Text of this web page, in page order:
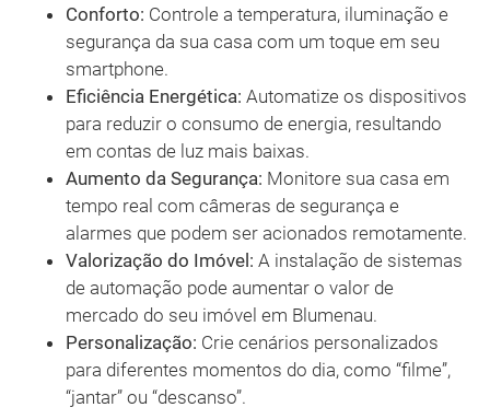
Conforto: Controle a temperatura, iluminação e
segurança da sua casa com um toque em seu
smartphone.
Eficiência Energética: Automatize os dispositivos
para reduzir o consumo de energia, resultando
em contas de luz mais baixas.
Aumento da Segurança: Monitore sua casa em
tempo real com câmeras de segurança e
alarmes que podem ser acionados remotamente.
Valorização do Imóvel: A instalação de sistemas
de automação pode aumentar o valor de
mercado do seu imóvel em Blumenau.
Personalização: Crie cenários personalizados
para diferentes momentos do dia, como “filme”,
“jantar” ou “descanso”.